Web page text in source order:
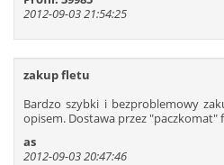
2012-09-03 21:54:25
zakup fletu
Bardzo szybki i bezproblemowy
opisem. Dostawa przez ″paczkomat″
as
2012-09-03 20:47:46